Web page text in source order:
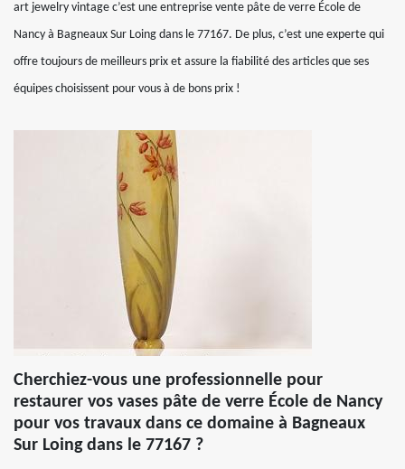
art jewelry vintage c’est une entreprise vente pâte de verre École de
Nancy à Bagneaux Sur Loing dans le 77167. De plus, c’est une experte qui
offre toujours de meilleurs prix et assure la fiabilité des articles que ses
équipes choisissent pour vous à de bons prix !
Cherchiez-vous une professionnelle pour
restaurer vos vases pâte de verre École de Nancy
pour vos travaux dans ce domaine à Bagneaux
Sur Loing dans le 77167 ?